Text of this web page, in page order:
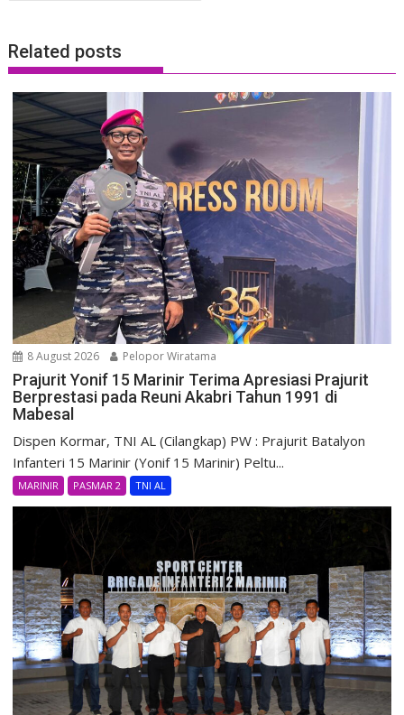
Related posts
8 August 2026 Pelopor Wiratama
Prajurit Yonif 15 Marinir Terima Apresiasi Prajurit
Berprestasi pada Reuni Akabri Tahun 1991 di
Mabesal
Dispen Kormar, TNI AL (Cilangkap) PW : Prajurit Batalyon
Infanteri 15 Marinir (Yonif 15 Marinir) Peltu...
MARINIR PASMAR 2 TNI AL